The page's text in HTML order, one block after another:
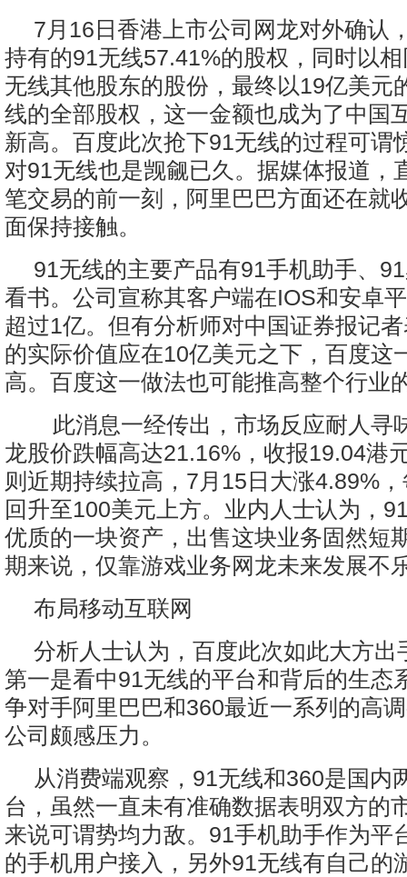
7月16日香港上市公司网龙对外确认
持有的91无线57.41%的股权，同时以
无线其他股东的股份，最终以19亿美元
线的全部股权，这一金额也成为了中国
新高。百度此次抢下91无线的过程可谓
对91无线也是觊觎已久。据媒体报道，
笔交易的前一刻，阿里巴巴方面还在就
面保持接触。
91无线的主要产品有91手机助手、
看书。公司宣称其客户端在IOS和安卓
超过1亿。但有分析师对中国证券报记
的实际价值应在10亿美元之下，百度这
高。百度这一做法也可能推高整个行业
此消息一经传出，市场反应耐人寻
龙股价跌幅高达21.16%，收报19.04港
则近期持续拉高，7月15日大涨4.89%
回升至100美元上方。业内人士认为，
优质的一块资产，出售这块业务固然短
期来说，仅靠游戏业务网龙未来发展不
布局移动互联网
分析人士认为，百度此次如此大方出
第一是看中91无线的平台和背后的生态
争对手阿里巴巴和360最近一系列的高
公司颇感压力。
从消费端观察，91无线和360是国内
台，虽然一直未有准确数据表明双方的
来说可谓势均力敌。91手机助手作为平
的手机用户接入，另外91无线有自己的